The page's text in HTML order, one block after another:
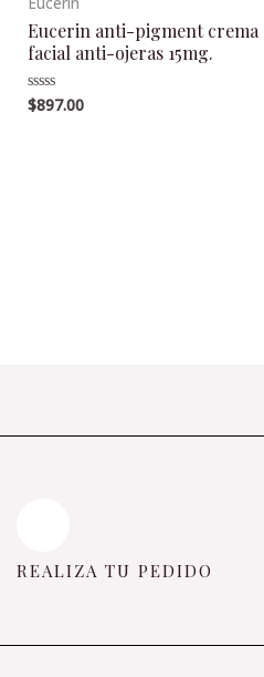
Eucerin anti-pigment crema
facial anti-ojeras 15mg.
Valorado
en
$897.00
REALIZA TU PEDIDO